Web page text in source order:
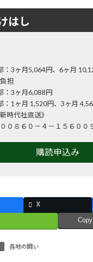
はし
：3ヶ月5,064円、6ヶ月
担
：3ヶ月6,088円
：1ヶ月 1,520円、3ヶ月
時代社直送》
０８６０－４－１５６０
購読申込み
X
Copy
各地の闘い